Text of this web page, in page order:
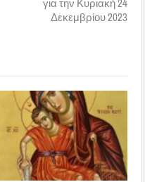
για την Κυριακή 24
Δεκεμβρίου 2023